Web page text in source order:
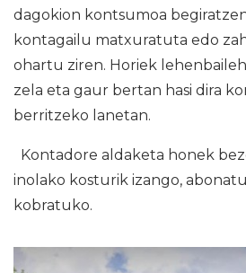
dagokion kontsumoa
kontagailu matxuratuta edo
ohartu ziren. Horiek
zela eta gaur bertan hasi dira
berritzeko lanetan.
Kontadore aldaketa honek
inolako kosturik izango,
kobratuko.